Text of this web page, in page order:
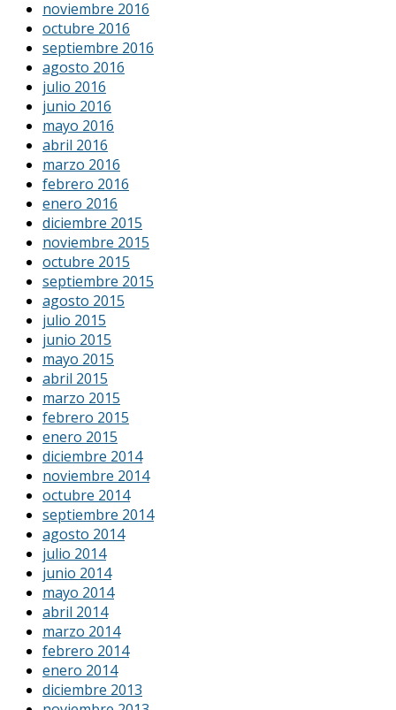
noviembre 2016
octubre 2016
septiembre 2016
agosto 2016
julio 2016
junio 2016
mayo 2016
abril 2016
marzo 2016
febrero 2016
enero 2016
diciembre 2015
noviembre 2015
octubre 2015
septiembre 2015
agosto 2015
julio 2015
junio 2015
mayo 2015
abril 2015
marzo 2015
febrero 2015
enero 2015
diciembre 2014
noviembre 2014
octubre 2014
septiembre 2014
agosto 2014
julio 2014
junio 2014
mayo 2014
abril 2014
marzo 2014
febrero 2014
enero 2014
diciembre 2013